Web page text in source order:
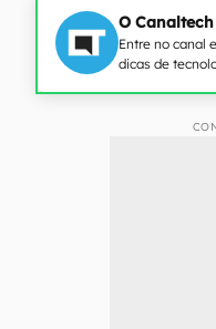
O
Entre no canal
dicas de